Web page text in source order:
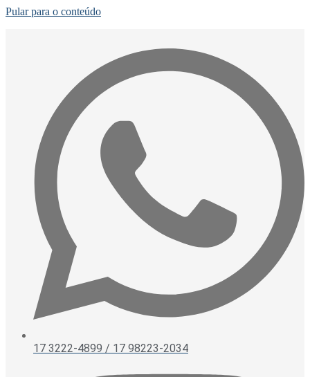
Pular para o conteúdo
17 3222-4899 / 17 98223-2034